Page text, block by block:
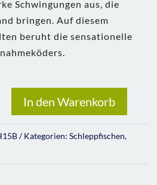
Schwingungen aus, die
bringen. Auf diesem
beruht die sensationelle
In den Warenkorb
Kategorien: Schleppfischen,